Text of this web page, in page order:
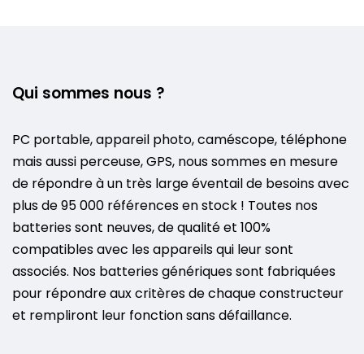
Qui sommes nous ?
PC portable, appareil photo, caméscope, téléphone
mais aussi perceuse, GPS, nous sommes en mesure
de répondre à un très large éventail de besoins avec
plus de 95 000 références en stock ! Toutes nos
batteries sont neuves, de qualité et 100%
compatibles avec les appareils qui leur sont
associés. Nos batteries génériques sont fabriquées
pour répondre aux critères de chaque constructeur
et rempliront leur fonction sans défaillance.